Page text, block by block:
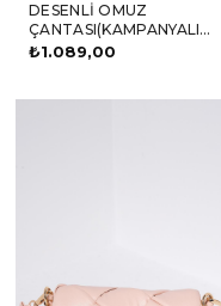
DESENLI OMUZ
ÇANTASI(KAMPANYALI
ÜRÜN)
₺1.089,00